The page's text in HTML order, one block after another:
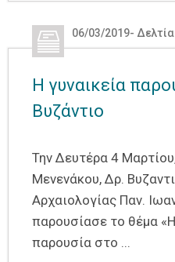
06/03/2019-
Η γυναικεία
Βυζάντιο
Την Δευτέρα 4
Μενενάκου, Δρ.
Αρχαιολογίας Παν.
παρουσίασε το θέμα «Η
παρουσία στο ...
Δελτία Τύπου - Ανακοινώσεις